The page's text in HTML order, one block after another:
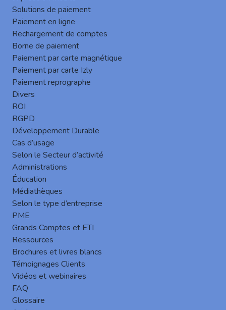
Solutions de paiement
Paiement en ligne
Rechargement de comptes
Borne de paiement
Paiement par carte magnétique
Paiement par carte Izly
Paiement reprographe
Divers
ROI
RGPD
Développement Durable
Cas d’usage
Selon le Secteur d’activité
Administrations
Éducation
Médiathèques
Selon le type d’entreprise
PME
Grands Comptes et ETI
Ressources
Brochures et livres blancs
Témoignages Clients
Vidéos et webinaires
FAQ
Glossaire
postes utilisateurs pour gérer les impressions
locales et remonter les informations.
Intérêt DSI : assure la continuité même hors
connexion avec le serveur central.
*Authentification: Procédure d’identification d’un
utilisateur avant l’accès à l’impression, la copie, le
scan ou les autres fonctions d’un MFP.
Intérêt DSI : renforce la sécurité des documents et
garantit la traçabilité.
B
*BYOD: Politique permettant aux utilisateurs
d’imprimer depuis leurs propres équipements (PC
perso, smartphones, tablettes).
Intérêt DSI : flexibilité accrue, mais vigilance
sécurité nécessaire.
C
*Carte ou badge RFID
sans contact utilisé pour libérer des impressions ou
accéder aux fonctions d’un MFP.
Intérêt DSI : simplifie l’expérience utilisateur et
réduit les risques de fraude.
*Cartadis